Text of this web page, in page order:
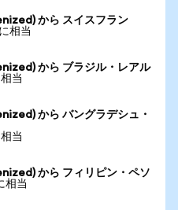
から スイスフラン
相当
から ブラジル・レアル
当
から バングラデシュ・
当
から フィリピン・ペソ
相当